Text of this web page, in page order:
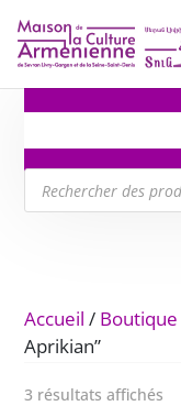
Recherche
de
produits
Accueil / Boutique
Aprikian”
3 résultats affichés